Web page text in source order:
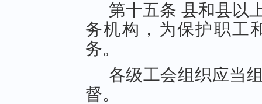
第十五条 县和县以
务机构，为保护职工
务。
各级工会组织应当
督。